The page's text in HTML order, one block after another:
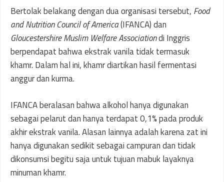
Bertolak belakang dengan dua organisasi tersebut, Food
and Nutrition Council of America(IFANCA) dan
Gloucestershire Muslim Welfare Associationdi Inggris
berpendapat bahwa ekstrak vanila tidak termasuk
khamr. Dalam hal ini, khamr diartikan hasil fermentasi
anggur dan kurma.
IFANCA beralasan bahwa alkohol hanya digunakan
sebagai pelarut dan hanya terdapat 0,1% pada produk
akhir ekstrak vanila. Alasan lainnya adalah karena zat ini
hanya digunakan sedikit sebagai campuran dan tidak
dikonsumsi begitu saja untuk tujuan mabuk layaknya
minuman khamr.